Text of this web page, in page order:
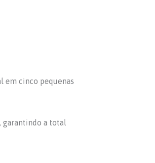
em cinco pequenas
a total